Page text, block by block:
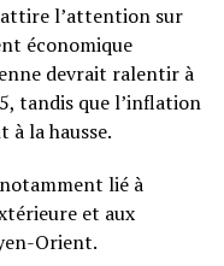
l’attention sur
économique
devrait ralentir à
tandis que l’inflation
la hausse.
lié à
et aux
Orient.